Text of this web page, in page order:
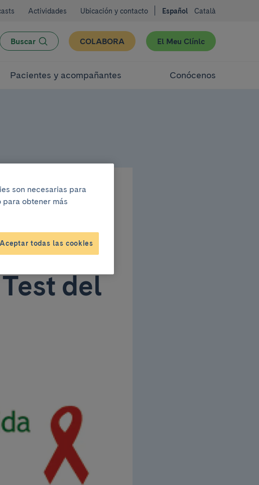
Actividades Ubicación y contacto Español Català
Buscar COLABORA El Meu Clínic
Pacientes y acompañantes Conócenos
Sud y
la
del
son necesarias para
obtener más
Aceptar todas las cookies